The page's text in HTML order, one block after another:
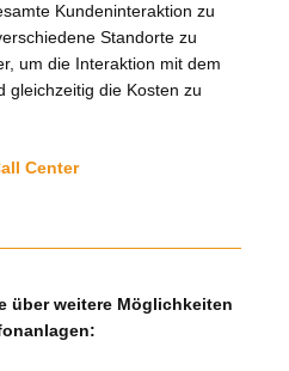
Kundeninteraktion zu
Standorte zu
um die Interaktion mit dem
gleichzeitig die Kosten zu
Center
über weitere Möglichkeiten